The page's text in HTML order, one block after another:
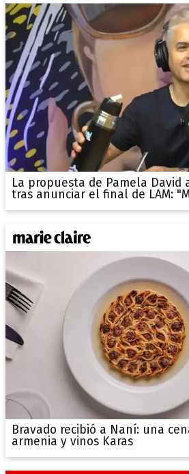
La propuesta de Pamela David
tras anunciar el final de LAM:
Bravado recibió a Naní: una
armenia y vinos Karas